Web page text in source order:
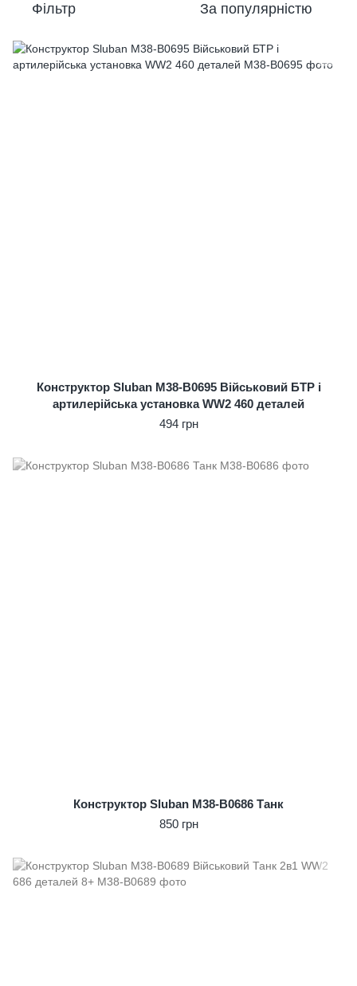
Фільтр За популярністю
Конструктор Sluban M38-B0695 Військовий БТР і
артилерійська установка WW2 460 деталей
494 грн
Конструктор Sluban M38-B0686 Танк
850 грн